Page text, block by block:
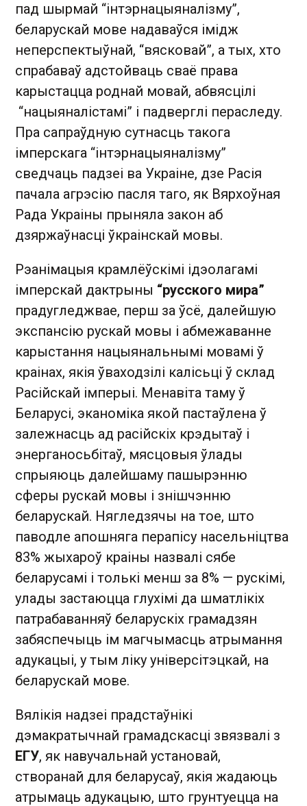
пад шырмай “інтэрнацыяналізму”,
беларускай мове надаваўся імідж
неперспектыўнай, “вясковай”, а тых, хто
спрабаваў адстойваць сваё права
карыстацца роднай мовай, абвясцілі
“нацыяналістамі” і падверглі пераследу.
Пра сапраўдную сутнасць такога
імперскага “інтэрнацыяналізму”
сведчаць падзеі ва Украіне, дзе Расія
пачала агрэсію пасля таго, як Вярхоўная
Рада Украіны прыняла закон аб
дзяржаўнасці ўкраінскай мовы.
Рэанімацыя крамлёўскімі ідэолагамі
імперскай дактрыны “русского мира”
прадугледжвае, перш за ўсё, далейшую
экспансію рускай мовы і абмежаванне
карыстання нацыянальнымі мовамі ў
краінах, якія ўваходзілі калісьці ў склад
Расійскай імперыі. Менавіта таму ў
Беларусі, эканоміка якой пастаўлена ў
залежнасць ад расійскіх крэдытаў і
энерганосьбітаў, мясцовыя ўлады
спрыяюць далейшаму пашырэнню
сферы рускай мовы і знішчэнню
беларускай. Нягледзячы на тое, што
паводле апошняга перапісу насельніцтва
83% жыхароў краіны назвалі сябе
беларусамі і толькі менш за 8% — рускімі,
улады застаюцца глухімі да шматлікіх
патрабаванняў беларускіх грамадзян
забяспечыць ім магчымасць атрымання
адукацыі, у тым ліку універсітэцкай, на
беларускай мове.
Вялікія надзеі прадстаўнікі
дэмакратычнай грамадскасці звязвалі з
ЕГУ, як навучальнай установай,
створанай для беларусаў, якія жадаюць
атрымаць адукацыю, што грунтуецца на